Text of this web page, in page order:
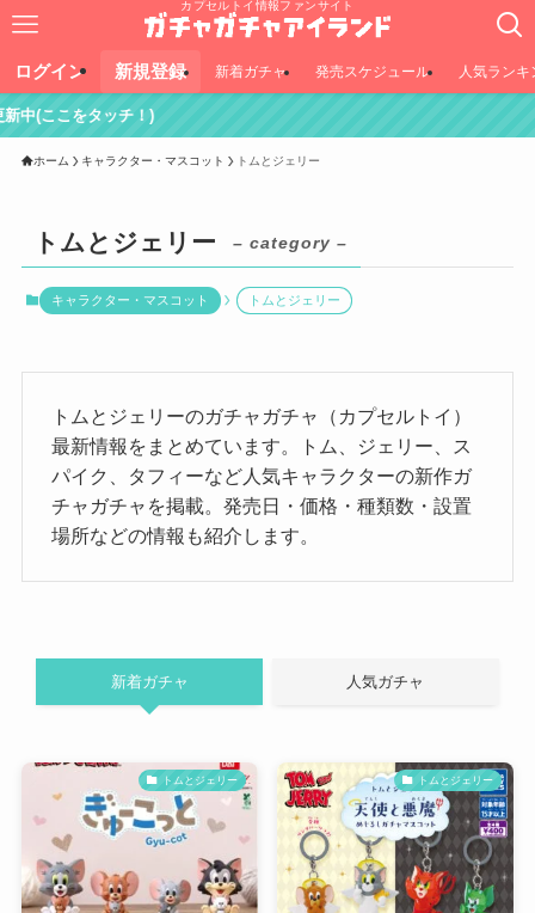
カプセルトイ情報ファンサイト
ログイン 新規登録 新着ガチャ 発売スケジュール 人気ランキ
！)
ホーム キャラクター・マスコット トムとジェリー
トムとジェリー – category –
キャラクター・マスコット トムとジェリー
トムとジェリーのガチャガチャ（カプセルトイ）
最新情報をまとめています。トム、ジェリー、ス
パイク、タフィーなど人気キャラクターの新作ガ
チャガチャを掲載。発売日・価格・種類数・設置
場所などの情報も紹介します。
新着ガチャ 人気ガチャ
トムとジェリー トムとジェリー